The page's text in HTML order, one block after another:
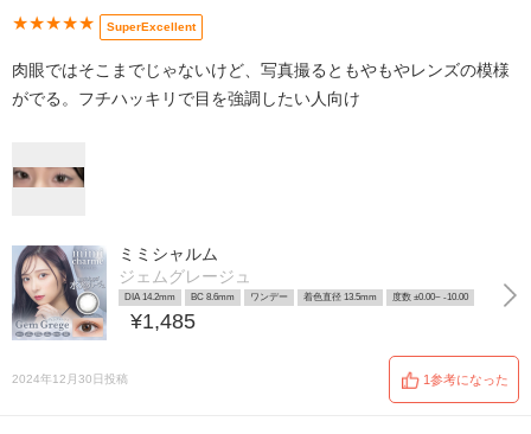
★★★★★ SuperExcellent
肉眼ではそこまでじゃないけど、写真撮るともやもやレンズの模様
がでる。フチハッキリで目を強調したい人向け
ミミシャルム
ジェムグレージュ
DIA 14.2mm BC 8.6mm ワンデー 着色直径 13.5mm 度数 ±0.00~ -10.00
¥1,485
2024年12月30日投稿 1参考になった